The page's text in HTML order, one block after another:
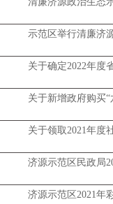
示范区举行清廉济
关于确定2022年度
关于新增政府购买
关于领取2021年度
济源示范区民政局
济源示范区2021年